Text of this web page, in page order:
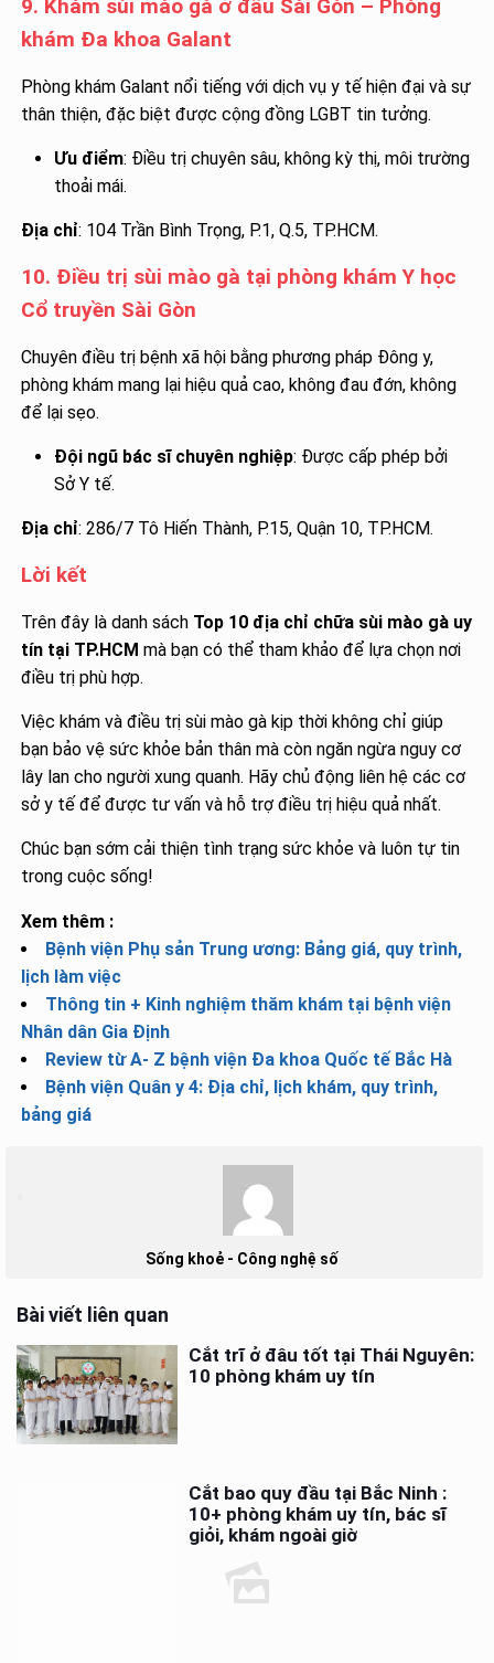
9. Khám sùi mào gà ở đâu Sài Gòn – Phòng
khám Đa khoa Galant
Phòng khám Galant nổi tiếng với dịch vụ y tế hiện đại và sự
thân thiện, đặc biệt được cộng đồng LGBT tin tưởng.
Ưu điểm: Điều trị chuyên sâu, không kỳ thị, môi trường
thoải mái.
Địa chỉ: 104 Trần Bình Trọng, P.1, Q.5, TP.HCM.
10. Điều trị sùi mào gà tại phòng khám Y học
Cổ truyền Sài Gòn
Chuyên điều trị bệnh xã hội bằng phương pháp Đông y,
phòng khám mang lại hiệu quả cao, không đau đớn, không
để lại sẹo.
Đội ngũ bác sĩ chuyên nghiệp: Được cấp phép bởi
Sở Y tế.
Địa chỉ: 286/7 Tô Hiến Thành, P.15, Quận 10, TP.HCM.
Lời kết
Trên đây là danh sách Top 10 địa chỉ chữa sùi mào gà uy
tín tại TP.HCM mà bạn có thể tham khảo để lựa chọn nơi
điều trị phù hợp.
Việc khám và điều trị sùi mào gà kịp thời không chỉ giúp
bạn bảo vệ sức khỏe bản thân mà còn ngăn ngừa nguy cơ
lây lan cho người xung quanh. Hãy chủ động liên hệ các cơ
sở y tế để được tư vấn và hỗ trợ điều trị hiệu quả nhất.
Chúc bạn sớm cải thiện tình trạng sức khỏe và luôn tự tin
trong cuộc sống!
Xem thêm :
Bệnh viện Phụ sản Trung ương: Bảng giá, quy trình,
lịch làm việc
Thông tin + Kinh nghiệm thăm khám tại bệnh viện
Nhân dân Gia Định
Review từ A- Z bệnh viện Đa khoa Quốc tế Bắc Hà
Bệnh viện Quân y 4: Địa chỉ, lịch khám, quy trình,
bảng giá
Sống khoẻ - Công nghệ số
Bài viết liên quan
Cắt trĩ ở đâu tốt tại Thái Nguyên:
10 phòng khám uy tín
Cắt bao quy đầu tại Bắc Ninh :
10+ phòng khám uy tín, bác sĩ
giỏi, khám ngoài giờ